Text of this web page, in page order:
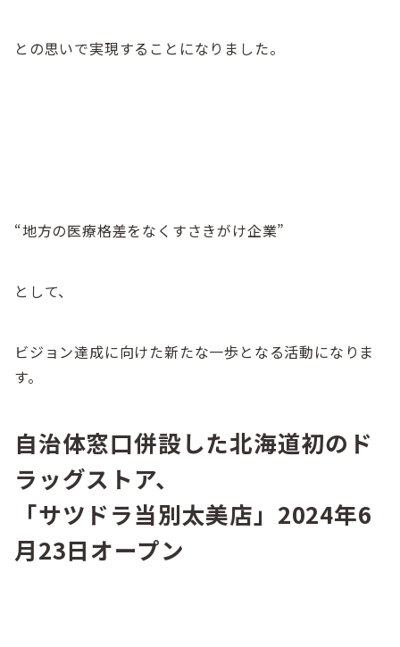
との思いで実現することになりました。
“地方の医療格差をなくすさきがけ企業”
として、
ビジョン達成に向けた新たな一歩となる活動になりま
す。
自治体窓口併設した北海道初のド
ラッグストア、
「サツドラ当別太美店」2024年6
月23日オープン